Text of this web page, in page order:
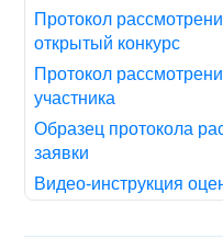
Протокол
открытый конкурс
Протокол
участника
Образец протокола
заявки
Видео-инструкция